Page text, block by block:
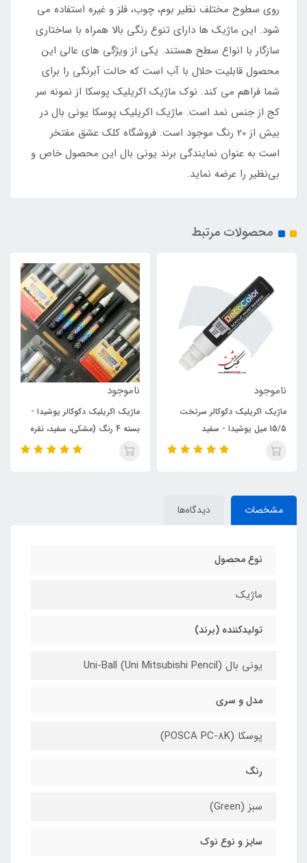
روی سطوح مختلف نظیر بوم، چوب، فلز و غیره استفاده می
شود. این ماژیک ها دارای تنوع رنگی بالا همراه با ساختاری
سازگار با انواع سطح هستند. یکی از ویژگی های عالی این
محصول قابلیت حلال با آب است که حالت آبرنگی را برای
شما فراهم می کند. نوک ماژیک اکریلیک پوسکا از نمونه سر
کج از جنس نمد است. ماژیک اکریلیک پوسکا یونی بال در
بیش از 20 رنگ موجود است. فروشگاه کلک عشق مفتخر
است به عنوان نمایندگی برند یونی بال این محصول خاص و
بی‌نظیر را عرضه نماید.
محصولات مرتبط
ناموجود
ماژیک اکریلیک دکوکالر سرتخت
15/5 میل یوشیدا - سفید
ناموجود
ماژیک اکریلیک دکوکالر یوشیدا -
بسته 4 رنگ (مشکی، سفید، نقره
ای و طلایی)
مشخصات دیدگاه‌ها
نوع محصول
ماژیک
تولیدکننده (برند)
یونی بال (Uni-Ball (Uni Mitsubishi Pencil
مدل و سری
پوسکا (POSCA PC-8K)
رنگ
سبز (Green)
سایز و نوع نوک